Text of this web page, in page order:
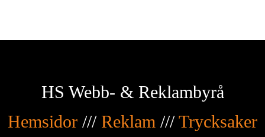
HS Webb- & Reklambyrå
Hemsidor /// Reklam ///Trycksaker